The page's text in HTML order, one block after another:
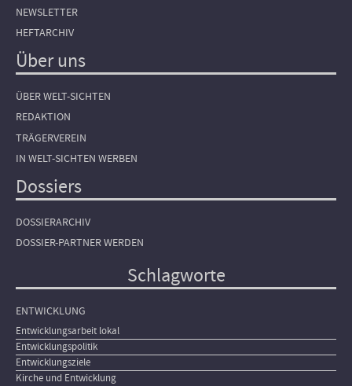
NEWSLETTER
HEFTARCHIV
Über uns
ÜBER WELT-SICHTEN
REDAKTION
TRÄGERVEREIN
IN WELT-SICHTEN WERBEN
Dossiers
DOSSIERARCHIV
DOSSIER-PARTNER WERDEN
Schlagworte
ENTWICKLUNG
Entwicklungsarbeit lokal
Entwicklungspolitik
Entwicklungsziele
Kirche und Entwicklung